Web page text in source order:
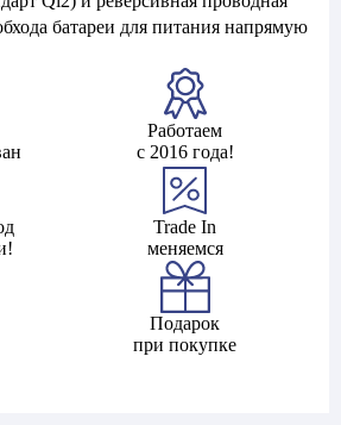
батареи для питания напрямую
Работаем
с 2016 года!
Trade In
меняемся
Подарок
при покупке